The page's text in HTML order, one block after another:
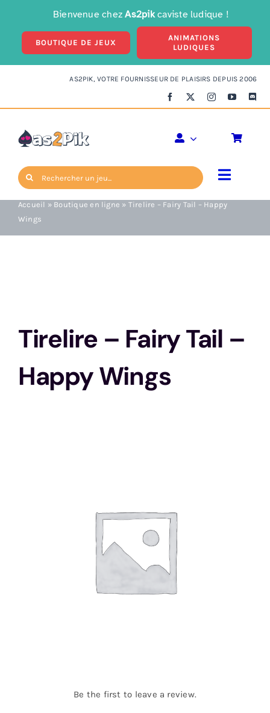
Bienvenue chezAs2pikcaviste ludique !
BOUTIQUE DE JEUX
ANIMATIONS
LUDIQUES
AS2PIK, VOTRE FOURNISSEUR DE PLAISIRS DEPUIS 2006
Toggle
Solo
Animations
Rechercher:
Happy Wings
Accueil » Boutique en ligne » Tirelire – Fairy Tail – Happy
Wings
Tirelire – Fairy Tail –
Happy Wings
Be the first to leave a review.